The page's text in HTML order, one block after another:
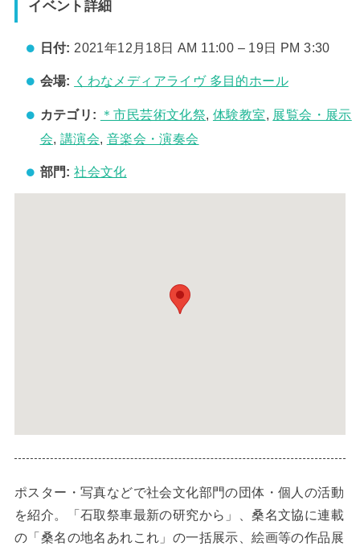
イベント詳細
日付: 2021年12月18日 AM 11:00 – 19日 PM 3:30
会場: くわなメディアライヴ 多目的ホール
カテゴリ: ＊市民芸術文化祭, 体験教室, 展覧会・展示
会, 講演会, 音楽会・演奏会
部門: 社会文化
ポスター・写真などで社会文化部門の団体・個人の活動
を紹介。「石取祭車最新の研究から」、桑名文協に連載
の「桑名の地名あれこれ」の一括展示、絵画等の作品展